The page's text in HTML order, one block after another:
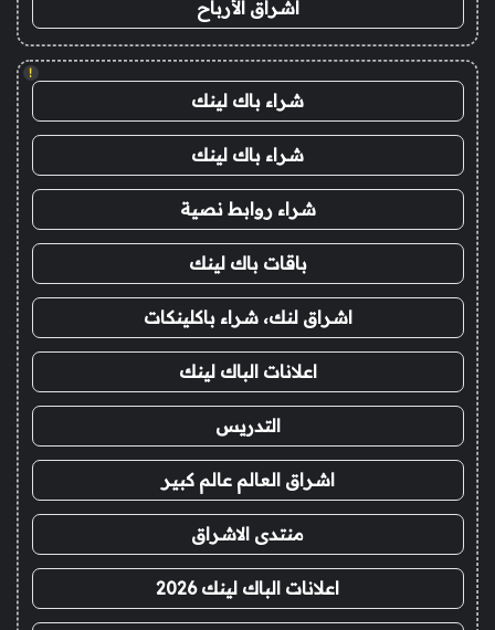
اشراق الأرباح
!
شراء باك لينك
شراء باك لينك
شراء روابط نصية
باقات باك لينك
اشراق لنك، شراء باكلينكات
اعلانات الباك لينك
التدريس
اشراق العالم عالم كبير
منتدى الاشراق
اعلانات الباك لينك 2026